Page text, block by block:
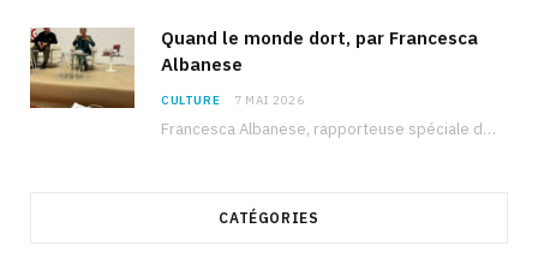
Quand le monde dort, par Francesca
Albanese
CULTURE 7 MAI 2026
Francesca Albanese, rapporteuse spéciale de l’ONU sur les territoires palestiniens occupés, était à Tunis pour…
CATÉGORIES